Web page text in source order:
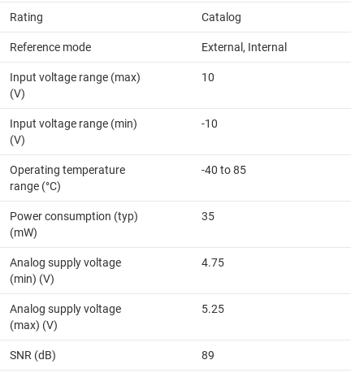
Rating Catalog
Reference mode External, Internal
Input voltage range (max)
(V)
10
Input voltage range (min)
(V)
-10
Operating temperature
range (°C)
-40 to 85
Power consumption (typ)
(mW)
35
Analog supply voltage
(min) (V)
4.75
Analog supply voltage
(max) (V)
5.25
SNR (dB) 89